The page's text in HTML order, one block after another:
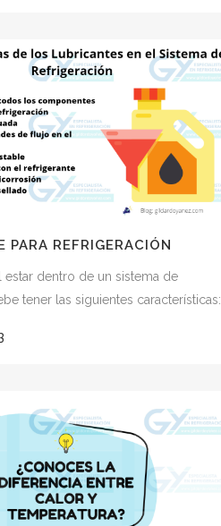
PARA REFRIGERACIÓN
estar dentro de un sistema de
tener las siguientes características: